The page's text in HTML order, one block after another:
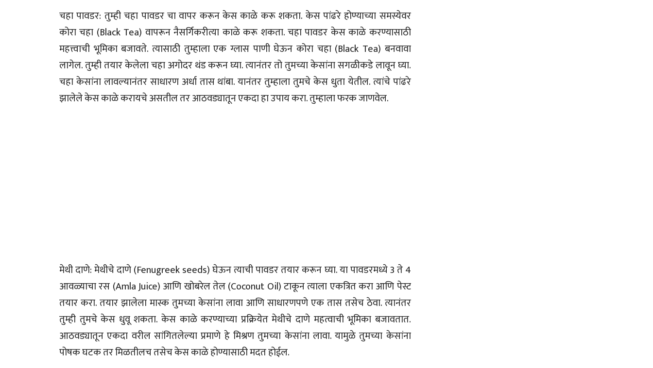
चहा पावडर: तुम्ही चहा पावडर चा वापर करून केस काळे करू शकता. केस पांढरे होण्याच्या समस्येवर
कोरा चहा (Black Tea) वापरून नैसर्गिकरीत्या काळे करू शकता. चहा पावडर केस काळे करण्यासाठी
महत्त्वाची भूमिका बजावते. त्यासाठी तुम्हाला एक ग्लास पाणी घेऊन कोरा चहा (Black Tea) बनवावा
लागेल. तुम्ही तयार केलेला चहा अगोदर थंड करून घ्या. त्यानंतर तो तुमच्या केसांना सगळीकडे लावून घ्या.
चहा केसांना लावल्यानंतर साधारण अर्धा तास थांबा. यानंतर तुम्हाला तुमचे केस धुता येतील. त्यांचे पांढरे
झालेले केस काळे करायचे असतील तर आठवड्यातून एकदा हा उपाय करा. तुम्हाला फरक जाणवेल.
मेथी दाणे: मेथीचे दाणे (Fenugreek seeds) घेऊन त्याची पावडर तयार करून घ्या. या पावडरमध्ये 3 ते 4
आवळ्याचा रस (Amla Juice) आणि खोबरेल तेल (Coconut Oil) टाकून त्याला एकत्रित करा आणि पेस्ट
तयार करा. तयार झालेला मास्क तुमच्या केसांना लावा आणि साधारणपणे एक तास तसेच ठेवा. त्यानंतर
तुम्ही तुमचे केस धुवू शकता. केस काळे करण्याच्या प्रक्रियेत मेथीचे दाणे महत्वाची भूमिका बजावतात.
आठवड्यातून एकदा वरील सांगितलेल्या प्रमाणे हे मिश्रण तुमच्या केसांना लावा. यामुळे तुमच्या केसांना
पोषक घटक तर मिळतीलच तसेच केस काळे होण्यासाठी मदत होईल.